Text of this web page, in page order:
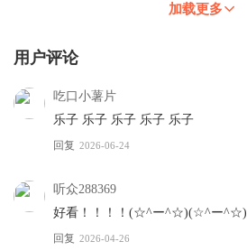
加载更多
用户评论
吃口小薯片
乐子 乐子 乐子 乐子 乐子
回复 2026-06-24
听众288369
好看！！！！(☆^ー^☆)(☆^ー^☆)
回复 2026-04-26